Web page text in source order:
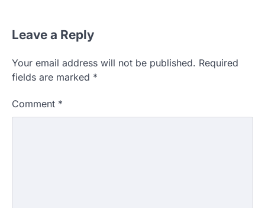
Leave a Reply
Your email address will not be published. Required
fields are marked *
Comment *